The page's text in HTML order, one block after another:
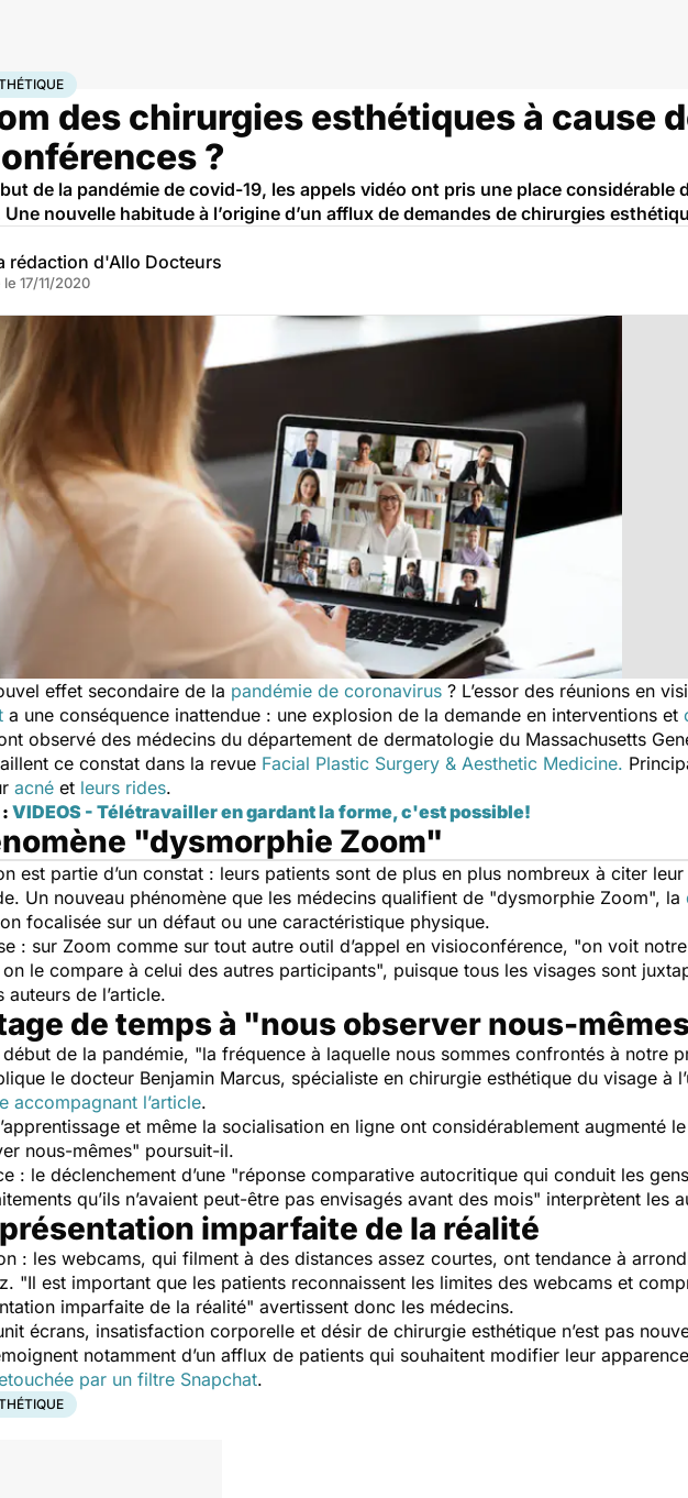
esthétique
des chirurgies esthétiques à cause
?
de la pandémie de covid-19, les appels vidéo ont pris une place
nouvelle habitude à l’origine d’un afflux de demandes de chirurgies
rédaction d'Allo Docteurs
le 17/11/2020
effet secondaire de la pandémie de coronavirus ? L’essor des réunions en
a une conséquence inattendue : une explosion de la demande en interventions et
observé des médecins du département de dermatologie du Massachusetts
ce constat dans la revue Facial Plastic Surgery & Aesthetic Medicine.
acné et leurs rides.
VIDEOS - Télétravailler en gardant la forme, c'est possible!
"dysmorphie Zoom"
est partie d’un constat : leurs patients sont de plus en plus nombreux à citer
Un nouveau phénomène que les médecins qualifient de "dysmorphie Zoom", la
focalisée sur un défaut ou une caractéristique physique.
: sur Zoom comme sur tout autre outil d’appel en visioconférence, "on voit
le compare à celui des autres participants", puisque tous les visages sont
auteurs de l’article.
de temps à "nous observer nous-
de la pandémie, "la fréquence à laquelle nous sommes confrontés à notre
le docteur Benjamin Marcus, spécialiste en chirurgie esthétique du visage à
accompagnant l’article.
et même la socialisation en ligne ont considérablement augmenté
nous-mêmes" poursuit-il.
: le déclenchement d’une "réponse comparative autocritique qui conduit les
qu’ils n’avaient peut-être pas envisagés avant des mois" interprètent les
imparfaite de la réalité
: les webcams, qui filment à des distances assez courtes, ont tendance à
"Il est important que les patients reconnaissent les limites des webcams et
imparfaite de la réalité" avertissent donc les médecins.
écrans, insatisfaction corporelle et désir de chirurgie esthétique n’est pas
notamment d’un afflux de patients qui souhaitent modifier leur
par un filtre Snapchat.